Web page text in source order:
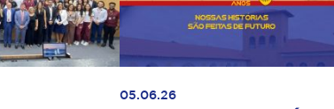
05.06.26